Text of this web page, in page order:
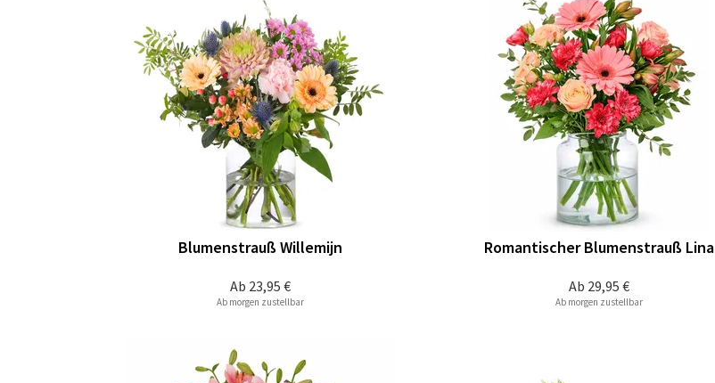
Ab 23,95 €
Blumenstrauß Willemijn
Ab morgen zustellbar
Ab 29,95 €
Romantischer Blumenstrauß Lina
Ab morgen zustellbar